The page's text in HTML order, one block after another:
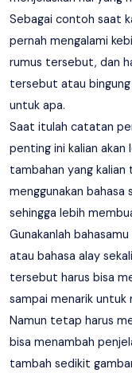
Sebagai contoh saat
pernah mengalami
rumus tersebut, dan
tersebut atau
untuk apa.
Saat itulah catatan
penting ini kalian
tambahan yang
menggunakan bahasa
sehingga lebih
Gunakanlah
atau bahasa alay
tersebut harus bisa
sampai menarik untuk
Namun tetap harus
bisa menambah
tambah sedikit